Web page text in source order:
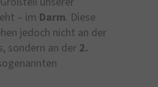
– im Darm. Diese
jedoch nicht an der
sondern an der 2.